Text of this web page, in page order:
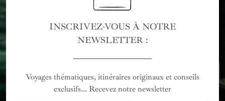
INSCRIVEZ-VOUS À NOTRE
NEWSLETTER :
Voyages thématiques, itinéraires originaux et conseils
exclusifs... Recevez notre newsletter